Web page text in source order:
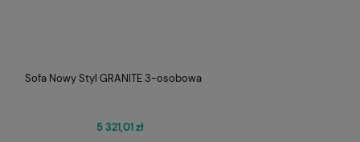
Sofa Nowy Styl GRANITE 3-osobowa
5 321,01 zł